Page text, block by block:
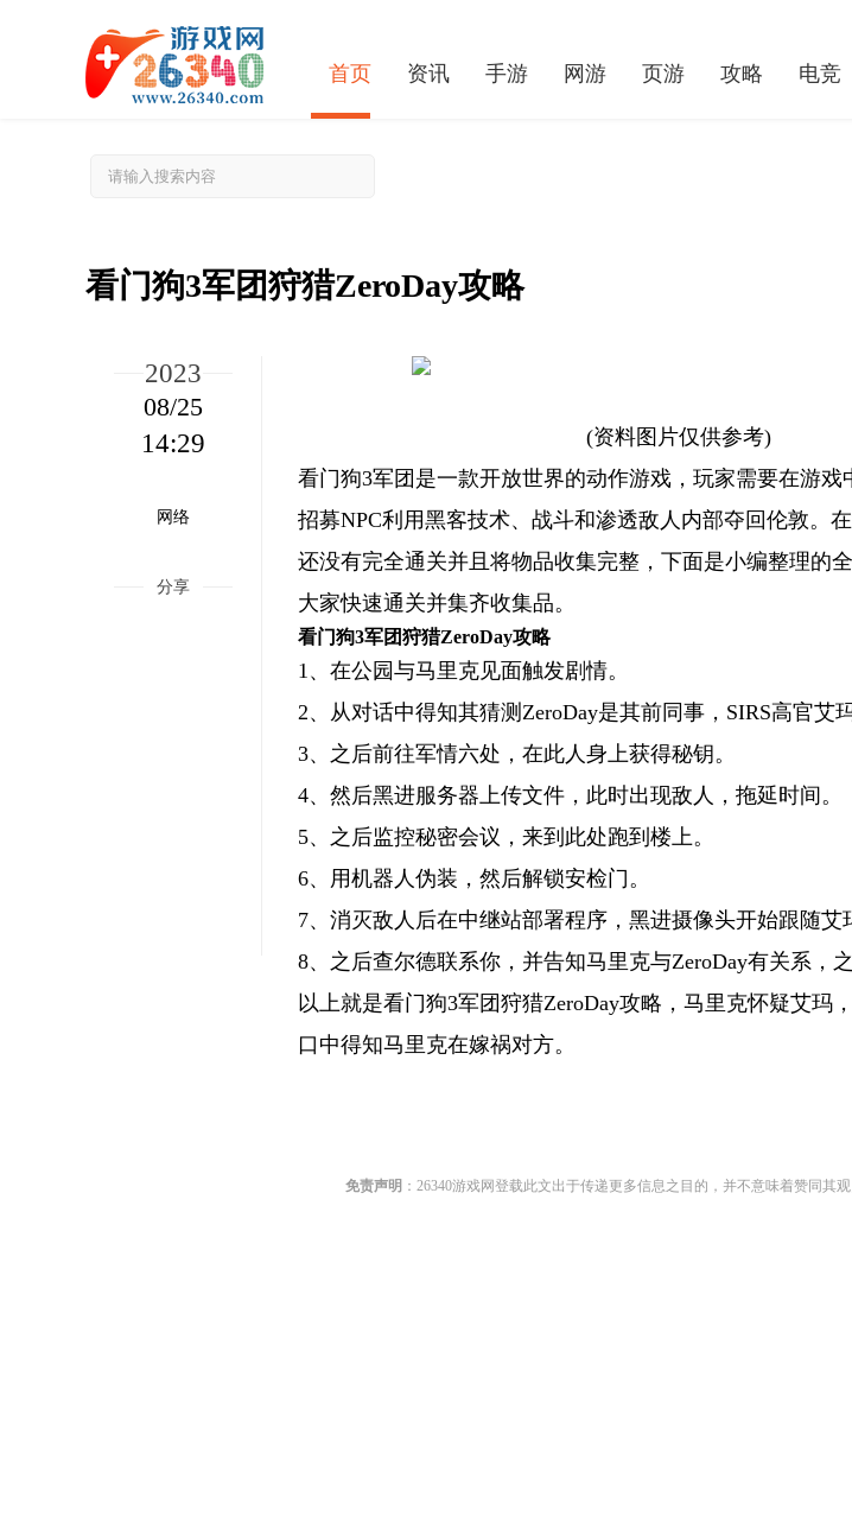
首页 资讯 手游 网游 页游 攻略 电竞
看门狗3军团狩猎ZeroDay攻略
2023
08/25
14:29
网络
分享
(资料图片仅供参考)
看门狗3军团是一款开放世界的动作游戏，玩家需要在游戏
招募NPC利用黑客技术、战斗和渗透敌人内部夺回伦敦。
还没有完全通关并且将物品收集完整，下面是小编整理的
大家快速通关并集齐收集品。
看门狗3军团狩猎ZeroDay攻略
1、在公园与马里克见面触发剧情。
2、从对话中得知其猜测ZeroDay是其前同事，SIRS高官艾玛
3、之后前往军情六处，在此人身上获得秘钥。
4、然后黑进服务器上传文件，此时出现敌人，拖延时间。
5、之后监控秘密会议，来到此处跑到楼上。
6、用机器人伪装，然后解锁安检门。
7、消灭敌人后在中继站部署程序，黑进摄像头开始跟随艾
8、之后查尔德联系你，并告知马里克与ZeroDay有关系，之
以上就是看门狗3军团狩猎ZeroDay攻略，马里克怀疑艾玛
口中得知马里克在嫁祸对方。
免责声明 ：26340游戏网登载此文出于传递更多信息之目的，并不意味着赞同其观
《寻路者》微光苍翠精魂怎么获得？ 微光苍翠精魂获取方法
传奇战域战士攻略_传奇战域战士攻略大全